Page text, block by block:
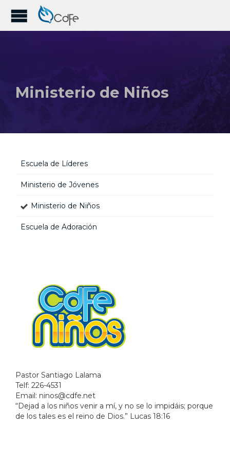
Ministerio de Niños
Escuela de Líderes
Ministerio de Jóvenes
Ministerio de Niños
Escuela de Adoración
Pastor Santiago Lalama
Telf: 226-4531
Email: ninos@cdfe.net
“Dejad a los niños venir a mí, y no se lo impidáis; porque
de los tales es el reino de Dios.” Lucas 18:16